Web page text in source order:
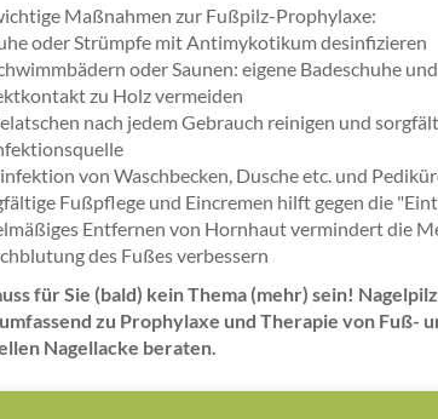
Maßnahmen zur Fußpilz-Prophylaxe:
oder Strümpfe mit Antimykotikum desinfizieren
oder Saunen: eigene Badeschuhe
zu Holz vermeiden
nach jedem Gebrauch reinigen und
von Waschbecken, Dusche etc. und
Fußpflege und Eincremen hilft gegen die
Entfernen von Hornhaut vermindert die
des Fußes verbessern
für Sie (bald) kein Thema (mehr) sein!
zu Prophylaxe und Therapie von Fuß-
Nagellacke beraten.